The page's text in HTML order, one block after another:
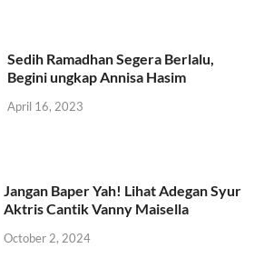
Sedih Ramadhan Segera Berlalu,
Begini ungkap Annisa Hasim
April 16, 2023
Jangan Baper Yah! Lihat Adegan Syur
Aktris Cantik Vanny Maisella
October 2, 2024